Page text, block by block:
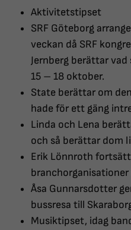
Aktivitetstipset
SRF Göteborg
veckan då SRF
Jernberg berättar
15 – 18 oktober.
State berättar om
hade för ett gäng
Linda och Lena
och så berättar dom
Erik Lönnroth
branchorganisationer
Åsa Gunnarsdotter
bussresa till
Musiktipset, idag